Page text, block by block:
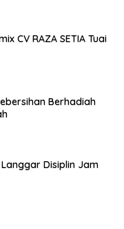
CV RAZA SETIA Tuai
Berhadiah
Disiplin Jam